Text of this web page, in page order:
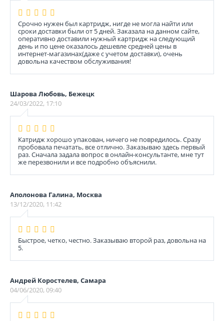
Срочно нужен был картридж, нигде не могла найти или
сроки доставки были от 5 дней. Заказала на данном сайте,
оперативно доставили нужный картридж на следующий
день и по цене оказалось дешевле средней цены в
интернет-магазинах(даже с учетом доставки), очень
довольна качеством обслуживания!
Шарова Любовь, Бежецк
24/03/2022, 17:10
Катридж хорошо упакован, ничего не повредилось. Сразу
пробовала печатать, все отлично. Заказываю здесь первый
раз. Сначала задала вопрос в онлайн-консультанте, мне тут
же перезвонили и все подробно объяснили.
Аполонова Галина, Москва
13/12/2020, 11:42
Быстрое, четко, честно. Заказываю второй раз, довольна на
5.
Андрей Коростелев, Самара
04/06/2020, 09:40